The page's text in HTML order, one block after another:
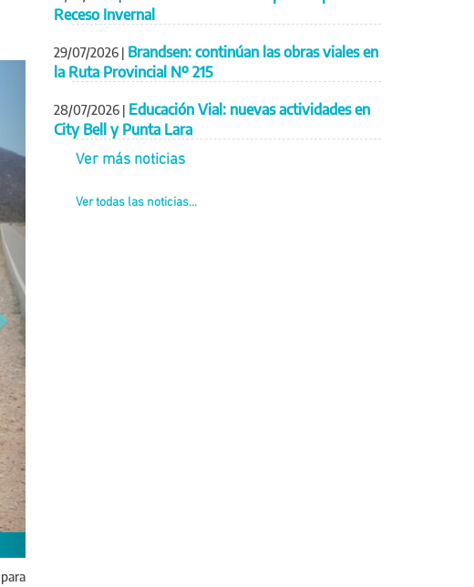
Receso Invernal
29/07/2026 | Brandsen: continúan las obras viales en
la Ruta Provincial Nº 215
28/07/2026 | Educación Vial: nuevas actividades en
City Bell y Punta Lara
Ver más noticias
Ver todas las noticias...